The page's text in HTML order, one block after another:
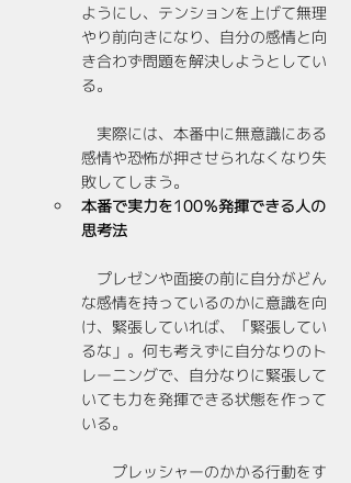
ようにし、テンションを上げて無理
やり前向きになり、自分の感情と向
き合わず問題を解決しようとしてい
る。
実際には、本番中に無意識にある
感情や恐怖が押させられなくなり失
敗してしまう。
本番で実力を100％発揮できる人の
思考法
プレゼンや面接の前に自分がどん
な感情を持っているのかに意識を向
け、緊張していれば、「緊張してい
るな」。何も考えずに自分なりのト
レーニングで、自分なりに緊張して
いても力を発揮できる状態を作って
いる。
プレッシャーのかかる行動をす